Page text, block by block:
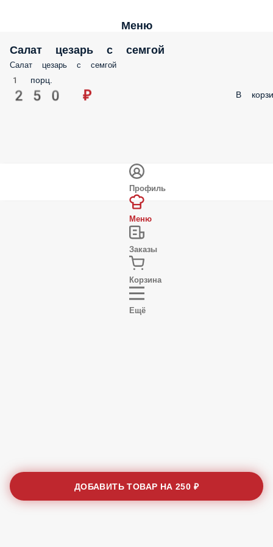
Меню
Салат цезарь с семгой
Салат цезарь с семгой
1 порц.
250 ₽ В
ДОБАВИТЬ ТОВАР НА250 ₽
Профиль
Меню
Заказы
Корзина
Ещё